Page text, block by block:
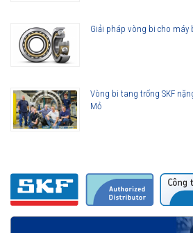
Sử dụng trong các hộp số ô tô.
Phụ kiện xe hơi, máy nén, bánh răng
Giải pháp vòng bi cho máy
Vòng bi tang trống SKF
Mỏ